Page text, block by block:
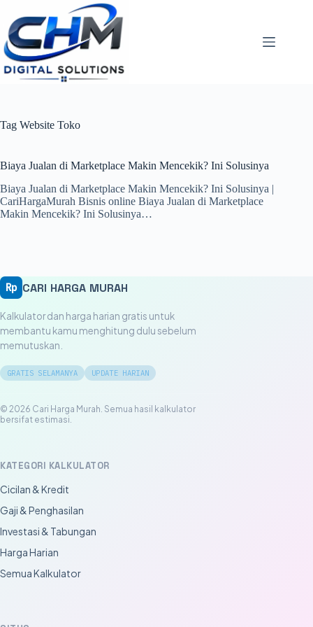
content
Tag Website Toko
Biaya Jualan di Marketplace Makin Mencekik? Ini Solusinya
Biaya Jualan di Marketplace Makin Mencekik? Ini Solusinya |
CariHargaMurah Bisnis online Biaya Jualan di Marketplace
Makin Mencekik? Ini Solusinya…
Rp CARI HARGA MURAH
Kalkulator dan harga harian gratis untuk
membantu kamu menghitung dulu sebelum
memutuskan.
GRATIS SELAMANYA UPDATE HARIAN
© 2026 Cari Harga Murah. Semua hasil kalkulator
bersifat estimasi.
KATEGORI KALKULATOR
Cicilan & Kredit
Gaji & Penghasilan
Investasi & Tabungan
Harga Harian
Semua Kalkulator